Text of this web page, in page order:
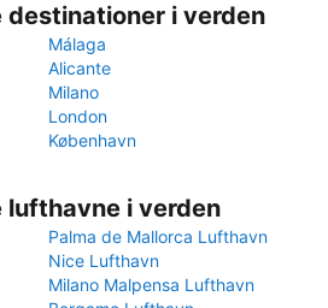
i verden
Málaga
Alicante
Milano
London
København
i verden
Palma de Mallorca Lufthavn
Nice Lufthavn
Milano Malpensa Lufthavn